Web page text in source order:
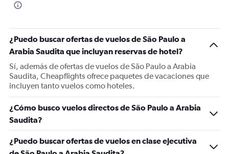
¿Puedo buscar ofertas de vuelos de São Paulo a
Arabia Saudita que incluyan reservas de hotel?
Sí, además de ofertas de vuelos de São Paulo a Arabia
Saudita, Cheapflights ofrece paquetes de vacaciones que
incluyen tanto vuelos como hoteles.
¿Cómo busco vuelos directos de São Paulo a Arabia
Saudita?
¿Puedo buscar ofertas de vuelos en clase ejecutiva